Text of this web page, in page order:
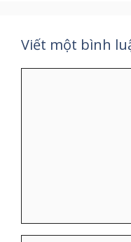
Viết một bình